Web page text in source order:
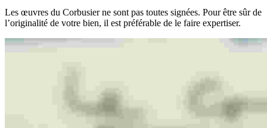
Les œuvres du Corbusier ne sont pas toutes signées. Pour être sûr de
l’originalité de votre bien, il est préférable de le faire expertiser.